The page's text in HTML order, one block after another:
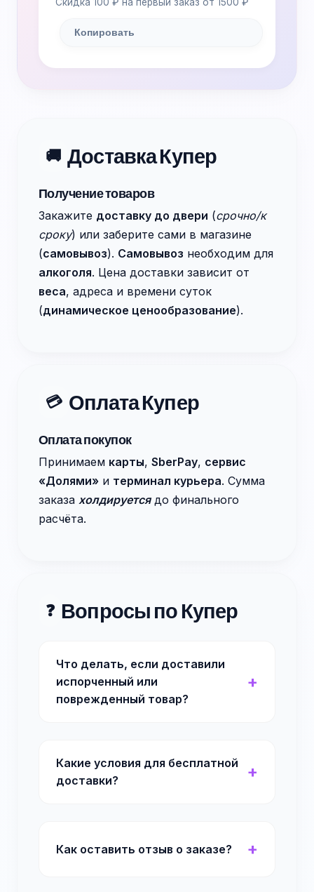
Копировать
🚚 Доставка Купер
Получение товаров
Закажите доставку до двери (срочно/к
сроку) или заберите сами в магазине
(самовывоз). Самовывоз необходим для
алкоголя. Цена доставки зависит от
веса, адреса и времени суток
(динамическое ценообразование).
💳 Оплата Купер
Оплата покупок
Принимаем карты, SberPay, сервис
«Долями» и терминал курьера. Сумма
заказа холдируетсядо финального
расчёта.
❓ Вопросы по Купер
Что делать, если доставили
испорченный или
поврежденный товар?
Какие условия для бесплатной
доставки?
Как оставить отзыв о заказе?